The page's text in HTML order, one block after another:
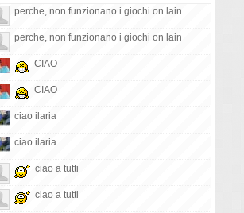
perche, non funzionano i giochi on lain
perche, non funzionano i giochi on lain
CIAO
CIAO
ciao ilaria
ciao ilaria
ciao a tutti
ciao a tutti